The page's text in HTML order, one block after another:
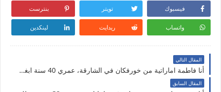
فيسبوك تويتر بنترست
واتساب ريدايت لينكدين
المقال التالي
أنا فاطمة اماراتية من خورفكان في الشارقة، عمري 40 سنة ابغي شريك الحياة جاد للزواج الحلال
المقال السابق